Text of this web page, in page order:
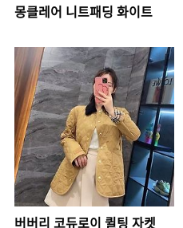
몽클레어 니트패딩 화이트
버버리 코듀로이 퀼팅 자켓